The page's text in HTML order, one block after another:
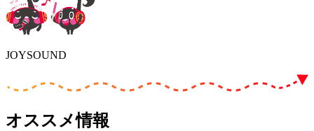
JOYSOUND
オススメ情報